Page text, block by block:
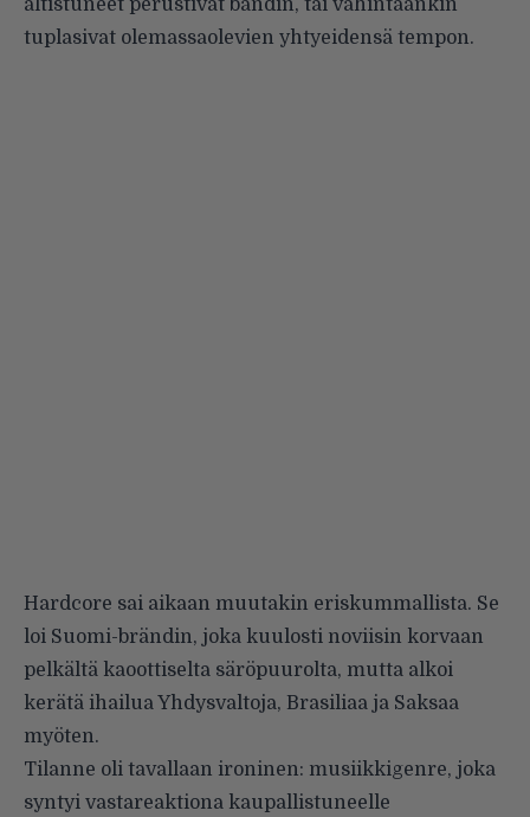
altistuneet perustivat bändin, tai vähintäänkin
tuplasivat olemassaolevien yhtyeidensä tempon.
Hardcore sai aikaan muutakin eriskummallista. Se
loi Suomi-brändin, joka kuulosti noviisin korvaan
pelkältä kaoottiselta säröpuurolta, mutta alkoi
kerätä ihailua Yhdysvaltoja, Brasiliaa ja Saksaa
myöten.
Tilanne oli tavallaan ironinen: musiikkigenre, joka
syntyi vastareaktiona kaupallistuneelle